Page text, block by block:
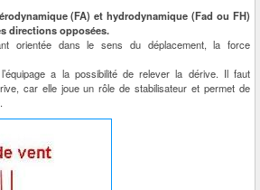
(FA) et hydrodynamique (Fad ou FH)
directions opposées.
orientée dans le sens du déplacement, la force
a la possibilité de relever la dérive. Il faut
car elle joue un rôle de stabilisateur et permet de